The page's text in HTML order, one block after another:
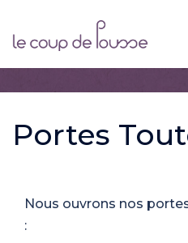
to
content
Portes
Nous ouvrons nos
: